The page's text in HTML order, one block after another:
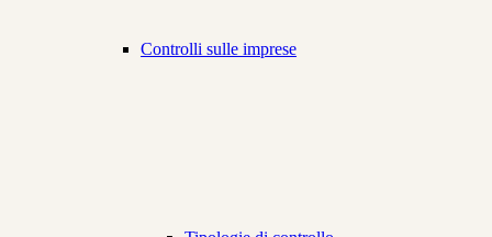
Controlli sulle imprese